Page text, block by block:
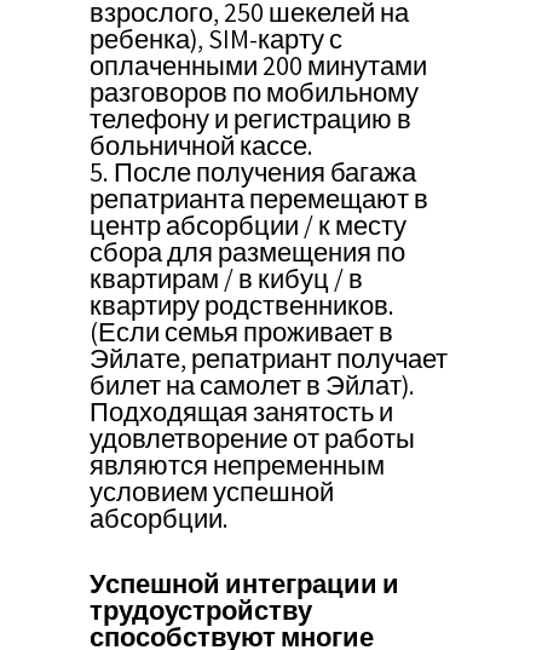
взрослого, 250 шекелей на
ребенка), SIM-карту с
оплаченными 200 минутами
разговоров по мобильному
телефону и регистрацию в
больничной кассе.
5. После получения багажа
репатрианта перемещают в
центр абсорбции / к месту
сбора для размещения по
квартирам / в кибуц / в
квартиру родственников.
(Если семья проживает в
Эйлате, репатриант получает
билет на самолет в Эйлат).
Подходящая занятость и
удовлетворение от работы
являются непременным
условием успешной
абсорбции.
Успешной интеграции и
трудоустройству
способствуют многие